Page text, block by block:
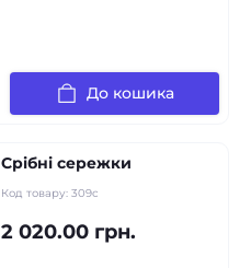
До кошика
Срібні сережки
Код товару: 309с
2 020.00 грн.